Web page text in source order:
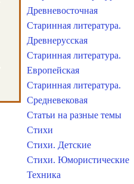
Древневосточная
Старинная литература.
Древнерусская
Старинная литература.
Европейская
Старинная литература.
Средневековая
Статьи на разные темы
Стихи
Стихи. Детские
Стихи. Юмористические
Техника